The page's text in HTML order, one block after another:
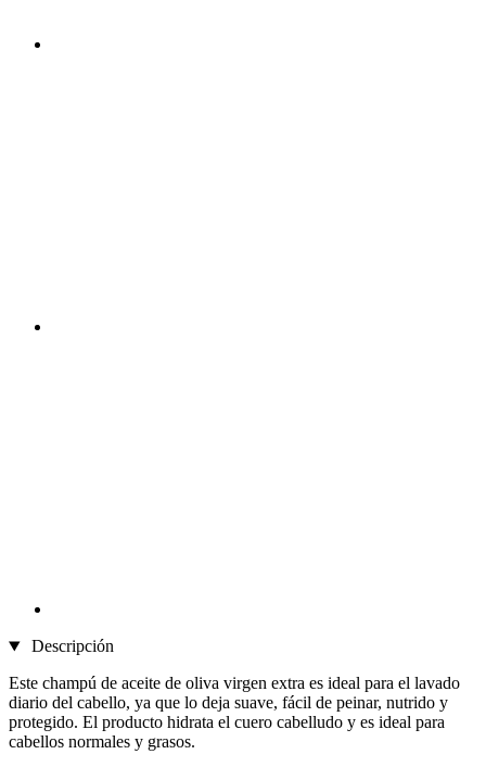
Descripción
Este champú de aceite de oliva virgen extra es ideal para el lavado
diario del cabello, ya que lo deja suave, fácil de peinar, nutrido y
protegido. El producto hidrata el cuero cabelludo y es ideal para
cabellos normales y grasos.